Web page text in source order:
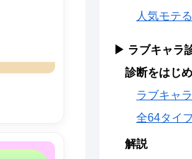
人気モテ
▶ ラブキャラ
診断をはじ
ラブキャ
全64タイ
解説